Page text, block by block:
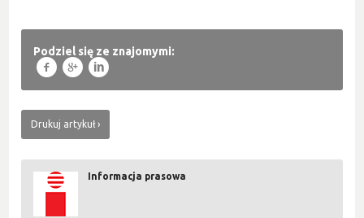
Podziel się ze znajomymi:
f g l
Drukuj artykuł
Informacja prasowa